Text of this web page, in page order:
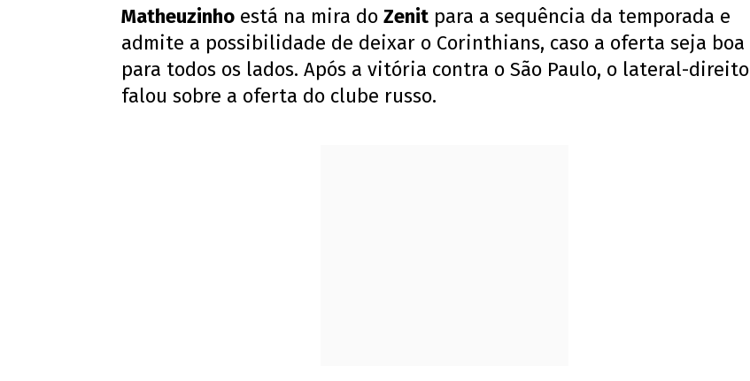
Matheuzinho está na mira do Zenit para a sequência da temporada e
admite a possibilidade de deixar o Corinthians, caso a oferta seja boa
para todos os lados. Após a vitória contra o São Paulo, o lateral-direito
falou sobre a oferta do clube russo.